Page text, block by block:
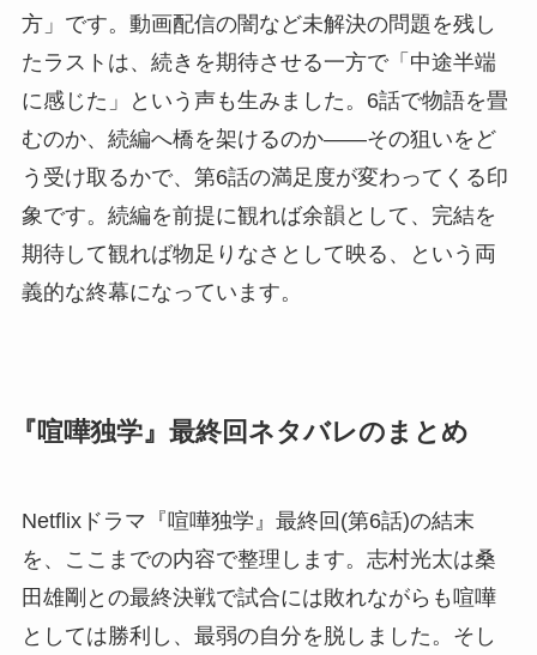
方」です。動画配信の闇など未解決の問題を残し
たラストは、続きを期待させる一方で「中途半端
に感じた」という声も生みました。6話で物語を畳
むのか、続編へ橋を架けるのか——その狙いをど
う受け取るかで、第6話の満足度が変わってくる印
象です。続編を前提に観れば余韻として、完結を
期待して観れば物足りなさとして映る、という両
義的な終幕になっています。
『喧嘩独学』最終回ネタバレのまとめ
Netflixドラマ『喧嘩独学』最終回(第6話)の結末
を、ここまでの内容で整理します。志村光太は桑
田雄剛との最終決戦で試合には敗れながらも喧嘩
としては勝利し、最弱の自分を脱しました。そし